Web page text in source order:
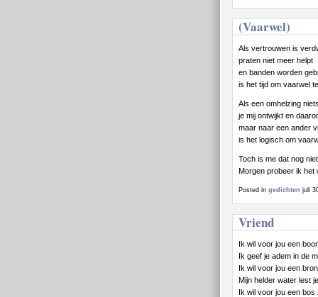
(Vaarwel)
Als vertrouwen is
praten niet meer helpt
en banden worden
is het tijd om vaarwel
Als een omhelzing
je mij ontwijkt en
maar naar een ander
is het logisch om
Toch is me dat nog
Morgen probeer ik het
Posted in gedichten juli
Vriend
Ik wil voor jou een
Ik geef je adem in de
Ik wil voor jou een
Mijn helder water lest
Ik wil voor jou een bos